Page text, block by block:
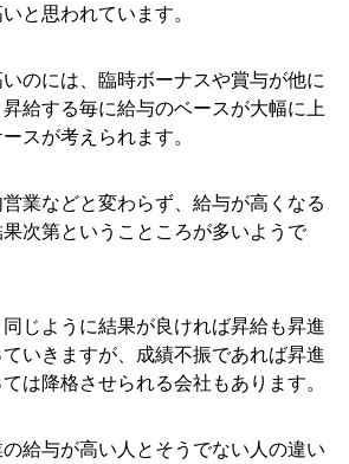
と思われています。
のには、臨時ボーナスや賞与が他に
給する毎に給与のベースが大幅に上
スが考えられます。
業などと変わらず、給与が高くなる
次第ということころが多いようで
じように結果が良ければ昇給も昇進
いきますが、成績不振であれば昇進
は降格させられる会社もあります。
給与が高い人とそうでない人の違い